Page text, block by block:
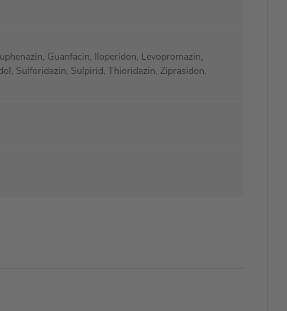
Guanfacin, Iloperidon, Levopromazin,
Sulforidazin, Sulpirid, Thioridazin, Ziprasidon,